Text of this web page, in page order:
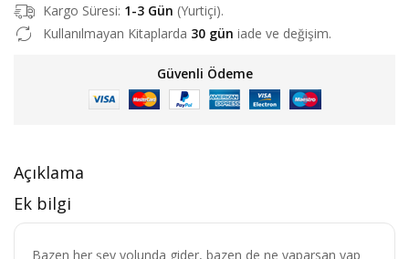
Kargo Süresi: 1-3 Gün (Yurtiçi).
Kullanılmayan Kitaplarda 30 gün iade ve değişim.
Güvenli Ödeme
Açıklama
Ek bilgi
Bazen her şey yolunda gider, bazen de ne yaparsan yap